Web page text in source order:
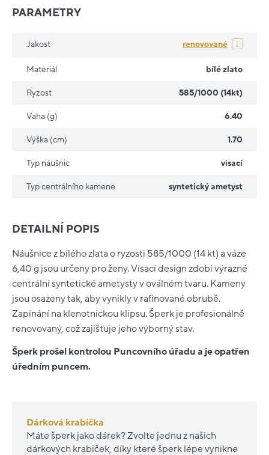
DETAILNÍ POPIS
Náušnice z bílého zlata o ryzosti 585/1000 (14 kt) a váze
6,40 g jsou určeny pro ženy. Visací design zdobí výrazné
centrální syntetické ametysty v oválném tvaru. Kameny
jsou osazeny tak, aby vynikly v rafinované obrubě.
Zapínání na klenotnickou klipsu. Šperk je profesionálně
renovovaný, což zajišťuje jeho výborný stav.
Šperk prošel kontrolou Puncovního úřadu a je opatřen
úředním puncem.
Dárková krabička
Máte šperk jako dárek? Zvolte jednu z našich
dárkových krabiček, díky které šperk lépe vynikne
PARAMETRY
Jakost renovované
Materiál bílé zlato
Ryzost 585/1000 (14kt)
Vaha (g) 6.40
Výška (cm) 1.70
Typ náušnic visací
Typ centrálního kamene syntetický ametyst